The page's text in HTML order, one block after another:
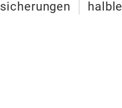
sicherungen